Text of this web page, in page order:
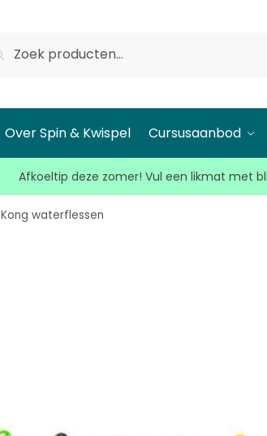
Over Spin & Kwispel Cursusaanbod
Afkoeltip deze zomer! Vul een likmat met
Kong waterflessen